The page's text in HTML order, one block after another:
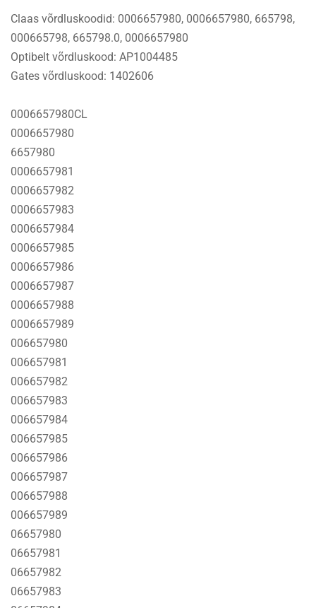
Claas võrdluskoodid: 0006657980, 0006657980, 665798,
000665798, 665798.0, 0006657980
Optibelt võrdluskood: AP1004485
Gates võrdluskood: 1402606
0006657980CL
0006657980
6657980
0006657981
0006657982
0006657983
0006657984
0006657985
0006657986
0006657987
0006657988
0006657989
006657980
006657981
006657982
006657983
006657984
006657985
006657986
006657987
006657988
006657989
06657980
06657981
06657982
06657983